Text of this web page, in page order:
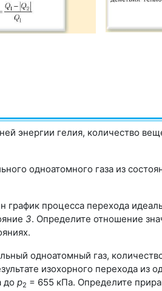
энергии гелия, количество
одноатомного газа из
график процесса перехода
3. Определите отношение
одноатомный газ,
изохорного перехода из
до р2 = 655 кПа. Определите